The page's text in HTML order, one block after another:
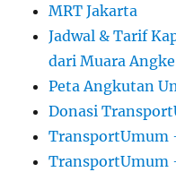
MRT Jakarta
Jadwal & Tarif
dari Muara Angke
Peta Angkutan
Donasi
TransportUmum
TransportUmum